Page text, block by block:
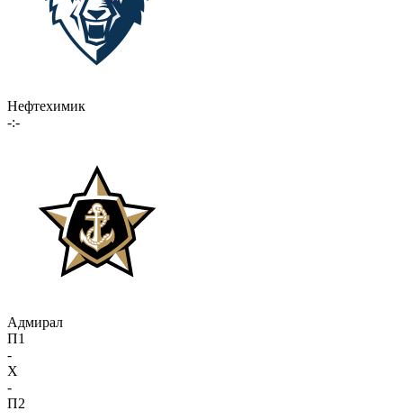
Нефтехимик
-:-
Адмирал
П1
-
X
-
П2